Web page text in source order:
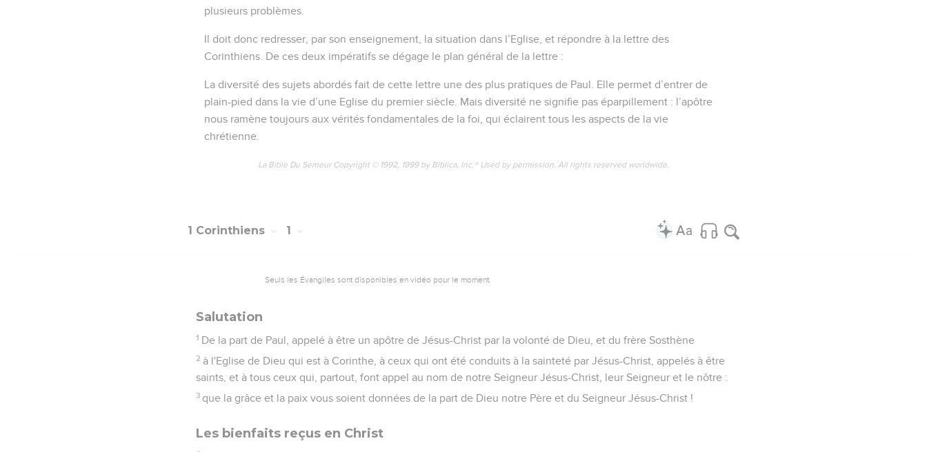
plusieurs problèmes.
Il doit donc redresser, par son enseignement, la situation dans l’Eglise, et répondre à la lettre des
Corinthiens. De ces deux impératifs se dégage le plan général de la lettre :
La diversité des sujets abordés fait de cette lettre une des plus pratiques de Paul. Elle permet d’entrer de
plain-pied dans la vie d’une Eglise du premier siècle. Mais diversité ne signifie pas éparpillement : l’apôtre
nous ramène toujours aux vérités fondamentales de la foi, qui éclairent tous les aspects de la vie
chrétienne.
La Bible Du Semeur Copyright © 1992, 1999 by Biblica, Inc.® Used by permission. All rights reserved worldwide.
1 Corinthiens 1
Seuls les Évangiles sont disponibles en vidéo pour le moment.
Salutation
1 De la part de Paul, appelé à être un apôtre de Jésus-Christ par la volonté de Dieu, et du frère Sosthène
2 à l'Eglise de Dieu qui est à Corinthe, à ceux qui ont été conduits à la sainteté par Jésus-Christ, appelés à être
saints, et à tous ceux qui, partout, font appel au nom de notre Seigneur Jésus-Christ, leur Seigneur et le nôtre :
3 que la grâce et la paix vous soient données de la part de Dieu notre Père et du Seigneur Jésus-Christ !
Les bienfaits reçus en Christ